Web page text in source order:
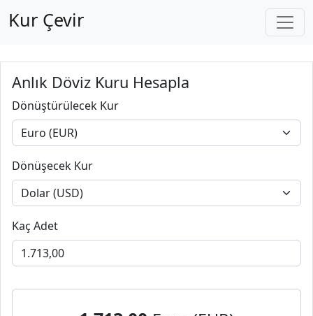
Kur Çevir
Anlık Döviz Kuru Hesapla
Dönüştürülecek Kur
Dönüşecek Kur
Kaç Adet